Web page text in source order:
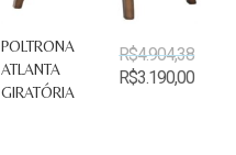
POLTRONA
ATLANTA
GIRATÓRIA
R$4.904,38
R$3.190,00